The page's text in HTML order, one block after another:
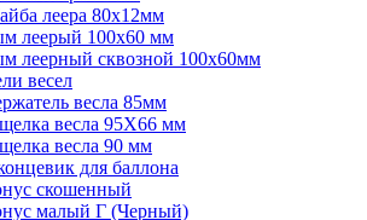
леера 80х12мм
леерый 100х60 мм
леерный сквозной 100х60мм
весел
весла 85мм
весла 95Х66 мм
весла 90 мм
для баллона
скошенный
малый Г (Черный)